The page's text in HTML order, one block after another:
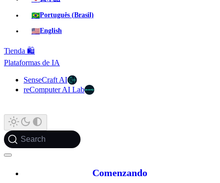
🇧🇷Português (Brasil)
🇺🇸English
Tienda 🛍️
Plataformas de IA
SenseCraft AI
reComputer AI Lab
Search
Comenzando